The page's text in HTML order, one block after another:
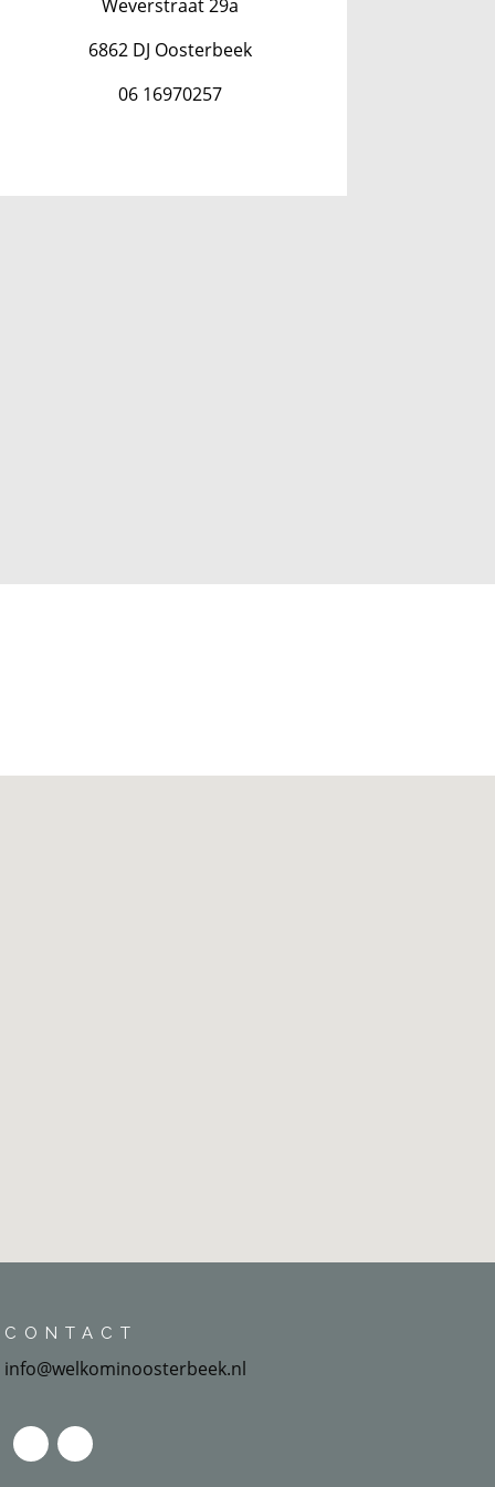
Weverstraat 29a
6862 DJ Oosterbeek
06 16970257
CONTACT
info@welkominoosterbeek.nl